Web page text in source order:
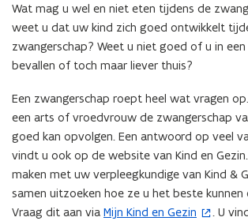
vergrote
weergave)
w
e
n
s
t
e
r
)
Wat mag u wel en niet eten tijdens de
weet u dat uw kind zich goed ontwikkelt
zwangerschap? Weet u niet goed of u in
bevallen of toch maar liever thuis?
Een zwangerschap roept heel wat vragen
een arts of vroedvrouw de zwangerschap
goed kan opvolgen. Een antwoord op veel
vindt u ook op de website van Kind en
maken met uw verpleegkundige van Kind &
samen uitzoeken hoe ze u het beste kunnen
Vraag dit aan via Mijn Kind en Gezin
(
. U